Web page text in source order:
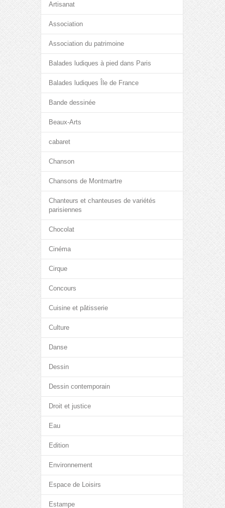
Artisanat
Association
Association du patrimoine
Balades ludiques à pied dans Paris
Balades ludiques Île de France
Bande dessinée
Beaux-Arts
cabaret
Chanson
Chansons de Montmartre
Chanteurs et chanteuses de variétés
parisiennes
Chocolat
Cinéma
Cirque
Concours
Cuisine et pâtisserie
Culture
Danse
Dessin
Dessin contemporain
Droit et justice
Eau
Edition
Environnement
Espace de Loisirs
Estampe